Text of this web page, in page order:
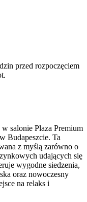
przed rozpoczęciem
salonie Plaza Premium
Budapeszcie. Ta
z myślą zarówno o
udających się
wygodne siedzenia,
oraz nowoczesny
na relaks i